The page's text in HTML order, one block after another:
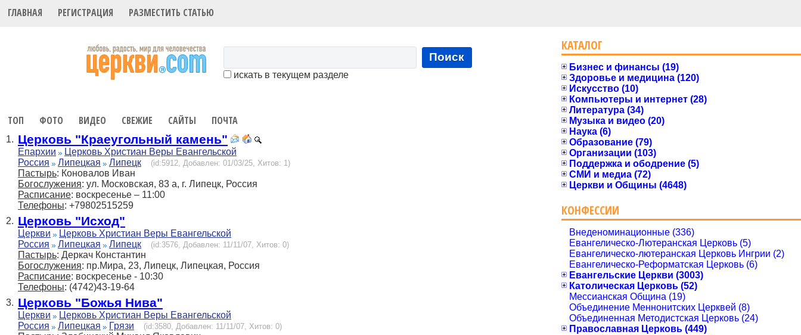
ГЛАВНАЯ РЕГИСТРАЦИЯ РАЗМЕСТИТЬ СТАТЬЮ
Поиск
искать в текущем разделе
ТОП ФОТО ВИДЕО СВЕЖИЕ САЙТЫ ПОЧТА
1. Церковь "Краеугольный камень"
Епархии
Церковь Христиан Веры Евангельской
Россия
Липецкая Липецк (id:5912, Добавлен: 01/03/25, Хитов: 1)
Пастырь: Коновалов Иван
Богослужения: ул. Московская, 83 а, г. Липецк, Россия
Расписание: воскресенье – 11:00
Телефоны: +79802515259
2. Церковь "Исход"
Церкви
Церковь Христиан Веры Евангельской
Россия
Липецкая Липецк (id:3576, Добавлен: 11/11/07, Хитов: 0)
Пастырь: Деркач Константин
Богослужения: пр.Мира, 23, Липецк, Липецкая, Россия
Расписание: воскресенье - 10:30
Телефоны: (4742)43-19-64
3. Церковь "Божья Нива"
Церкви
Церковь Христиан Веры Евангельской
Россия
Липецкая Грязи (id:3580, Добавлен: 11/11/07, Хитов: 0)
КАТАЛОГ
Бизнес и финансы (19)
Здоровье и медицина (120)
Искусство (10)
Компьютеры и интернет (28)
Литература (34)
Музыка и видео (20)
Наука (6)
Образование (79)
Организации (103)
Поддержка и ободрение (5)
СМИ и медиа (72)
Церкви и Общины (4648)
КОНФЕССИИ
Внеденоминационные (336)
Евангелическо-Лютеранская Церковь (5)
Евангелическо-лютеранская Церковь Ингрии (2)
Евангелическо-Реформатская Церковь (6)
Евангельские Церкви (3003)
Католическая Церковь (52)
Мессианская Община (19)
Объединение Меннонитских Церквей (8)
Объединенная Методистская Церковь (24)
Православная Церковь (449)